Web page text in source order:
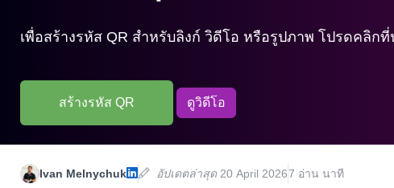
เพื่อสร้างรหัส QR สำหรับลิงก์ วิดีโอ หรือรูปภาพ โปรดคลิก
สร้างรหัส QR ดูวิดีโอ
Ivan Melnychuk อัปเดตล่าสุด20 April 20267 อ่าน นาที